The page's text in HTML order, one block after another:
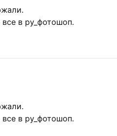
в ру_фотошоп.
в ру_фотошоп.